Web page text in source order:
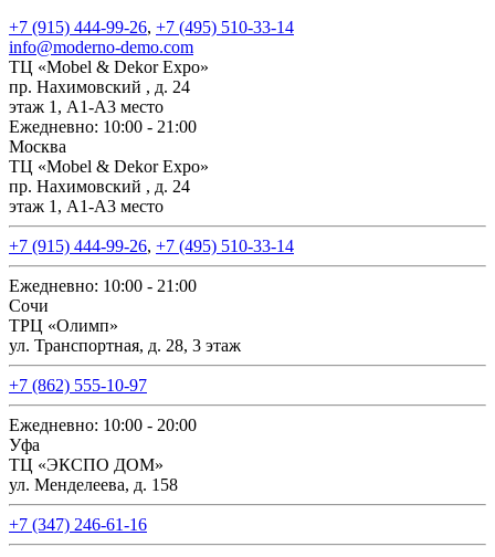
+7 (915) 444-99-26, +7 (495) 510-33-14
info@moderno-demo.com
ТЦ «Mobel & Dekor Expo»
пр. Нахимовский , д. 24
этаж 1, А1-А3 место
Ежедневно: 10:00 - 21:00
Москва
ТЦ «Mobel & Dekor Expo»
пр. Нахимовский , д. 24
этаж 1, А1-А3 место
+7 (915) 444-99-26, +7 (495) 510-33-14
Ежедневно: 10:00 - 21:00
Сочи
ТРЦ «Олимп»
ул. Транспортная, д. 28, 3 этаж
+7 (862) 555-10-97
Ежедневно: 10:00 - 20:00
Уфа
ТЦ «ЭКСПО ДОМ»
ул. Менделеева, д. 158
+7 (347) 246-61-16